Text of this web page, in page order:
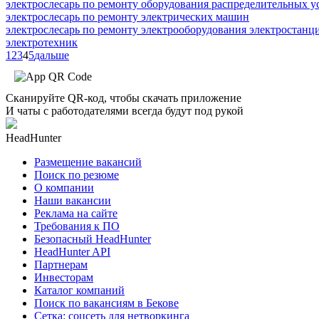
электрослесарь по ремонту оборудования распределительных
электрослесарь по ремонту электрических машин
электрослесарь по ремонту электрооборудования
электротехник
1 2345дальше
Сканируйте QR-код, чтобы скачать приложение
И чаты с работодателями всегда будут под рукой
HeadHunter
Размещение вакансий
Поиск по резюме
О компании
Наши вакансии
Реклама на сайте
Требования к ПО
Безопасный HeadHunter
HeadHunter API
Партнерам
Инвесторам
Каталог компаний
Поиск по вакансиям в Бекове
Сетка: соцсеть для нетворкинга